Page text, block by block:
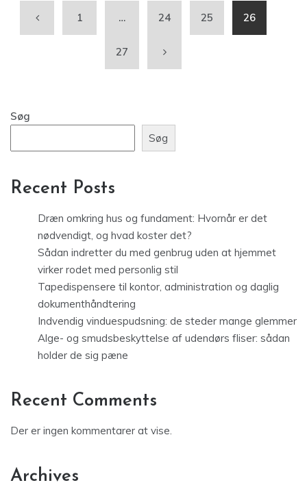
1 … 24 25 26
27
Søg
Søg
Recent Posts
Dræn omkring hus og fundament: Hvornår er det
nødvendigt, og hvad koster det?
Sådan indretter du med genbrug uden at hjemmet
virker rodet med personlig stil
Tapedispensere til kontor, administration og daglig
dokumenthåndtering
Indvendig vinduespudsning: de steder mange glemmer
Alge- og smudsbeskyttelse af udendørs fliser: sådan
holder de sig pæne
Recent Comments
Der er ingen kommentarer at vise.
Archives